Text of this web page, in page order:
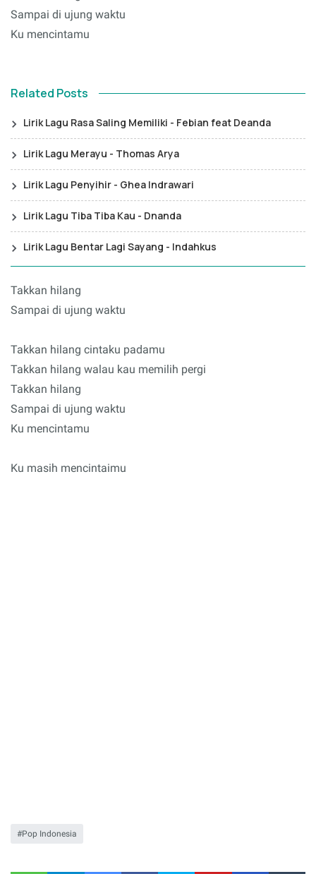
Sampai di ujung waktu
Ku mencintamu
Related Posts
Lirik Lagu Rasa Saling Memiliki - Febian feat Deanda
Lirik Lagu Merayu - Thomas Arya
Lirik Lagu Penyihir - Ghea Indrawari
Lirik Lagu Tiba Tiba Kau - Dnanda
Lirik Lagu Bentar Lagi Sayang - Indahkus
Takkan hilang
Sampai di ujung waktu
Takkan hilang cintaku padamu
Takkan hilang walau kau memilih pergi
Takkan hilang
Sampai di ujung waktu
Ku mencintamu
Ku masih mencintaimu
Pop Indonesia